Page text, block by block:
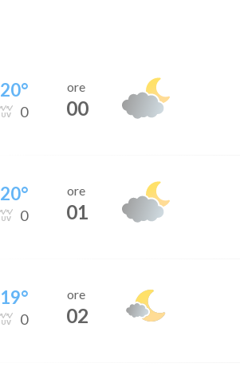
20°
0
ore
00
20°
0
ore
01
19°
0
ore
02